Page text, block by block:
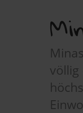
völlig